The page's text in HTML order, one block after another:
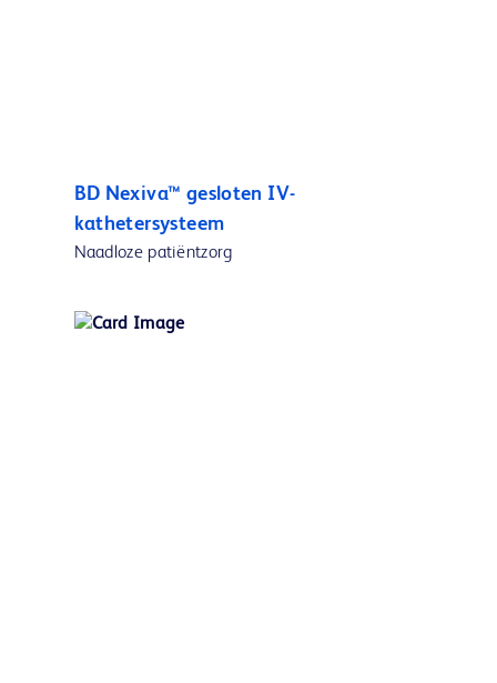
BD Nexiva™ gesloten IV-
kathetersysteem
Naadloze patiëntzorg